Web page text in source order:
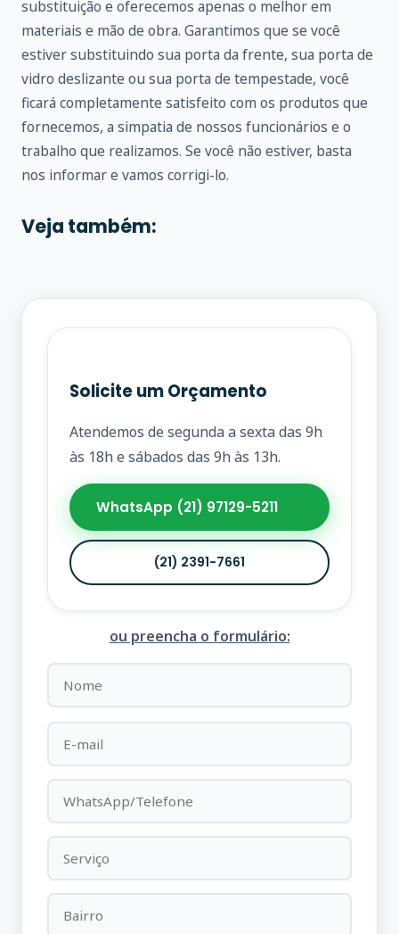
substituição e oferecemos apenas o melhor em
materiais e mão de obra. Garantimos que se você
estiver substituindo sua porta da frente, sua porta de
vidro deslizante ou sua porta de tempestade, você
ficará completamente satisfeito com os produtos que
fornecemos, a simpatia de nossos funcionários e o
trabalho que realizamos. Se você não estiver, basta
nos informar e vamos corrigi-lo.
Veja também:
Solicite um Orçamento
Atendemos de segunda a sexta das 9h
às 18h e sábados das 9h às 13h.
WhatsApp (21) 97129-5211
(21) 2391-7661
ou preencha o formulário: